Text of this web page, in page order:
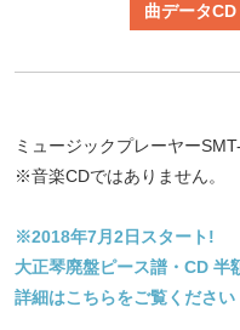
曲データCD
ミュージックプレーヤー
※音楽CDではありません。
※2018年7月2日スタート!
大正琴廃盤ピース譜・CD 半
詳細はこちらをご覧ください